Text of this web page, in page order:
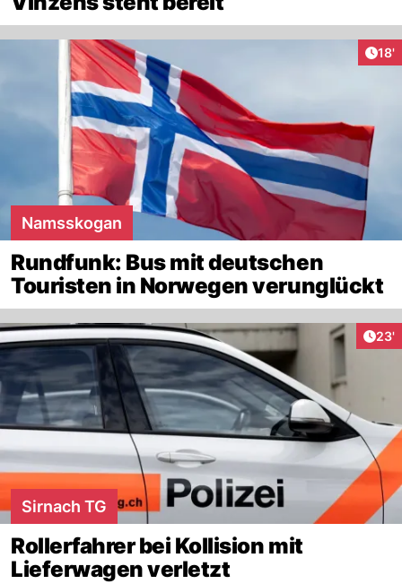
18'
Namsskogan
Rundfunk: Bus mit deutschen
Touristen in Norwegen verunglückt
23'
Sirnach TG
Rollerfahrer bei Kollision mit
Lieferwagen verletzt